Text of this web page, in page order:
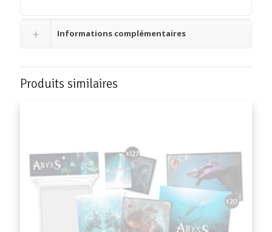
Informations complémentaires
Produits similaires